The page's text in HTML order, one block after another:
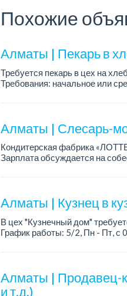
Похожие
Алматы | Пекарь в
Требуется пекарь в цех на
Требования: начальное или
Алматы | Слесарь-
Кондитерская фабрика
Зарплата обсуждается на
Алматы | Кузнец в
В цех "Кузнечный дом"
График работы: 5/2, Пн - Пт, с
- о...
Алматы | Продавец-
и т.д.)